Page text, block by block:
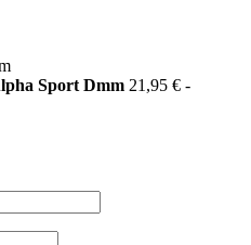
Sport Dmm 21,95 € -